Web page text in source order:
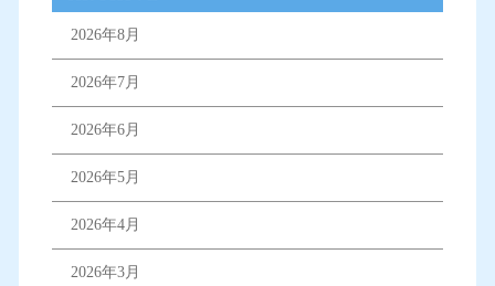
2026年8月
2026年7月
2026年6月
2026年5月
2026年4月
2026年3月